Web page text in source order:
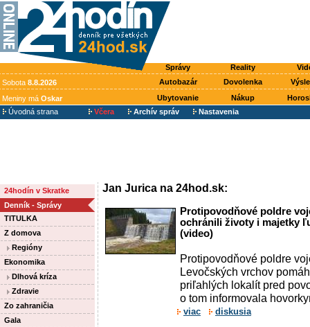
Správy Reality
Sobota 8.8.2026 Autobazár Dovolenka
Meniny má Oskar Ubytovanie Nákup
Úvodná strana
Včera Archív správ Nastavenia
24hodín v Skratke
Denník - Správy
TITULKA
Z domova
Regióny
Ekonomika
Dlhová kríza
Zdravie
Zo zahraničia
Gala
Jan Jurica na 24hod.sk:
Protipovodňové poldre
ochránili životy i majetky
(video)
Protipovodňové poldre
Levočských vrchov
priľahlých lokalít pred
o tom informovala
viac diskusia